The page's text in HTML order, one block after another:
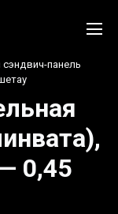
панель
0,45